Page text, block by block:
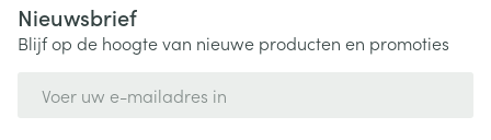
Nieuwsbrief
Blijf op de hoogte van nieuwe producten en promoties